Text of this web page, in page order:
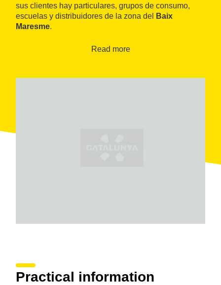
sus clientes hay particulares, grupos de consumo,
escuelas y distribuidores de la zona del
Baix
Maresme.
Read more
Practical information